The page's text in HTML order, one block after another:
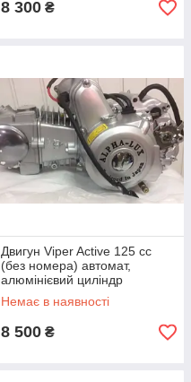
8 300 ₴
Двигун Viper Active 125 cc
(без номера) автомат,
алюмінієвий циліндр
Немає в наявності
8 500 ₴